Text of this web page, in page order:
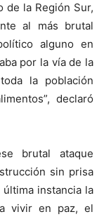
de la Región Sur,
al más brutal
alguno en
por la vía de la
la población
declaró
brutal ataque
sin prisa
instancia la
vivir en paz, el